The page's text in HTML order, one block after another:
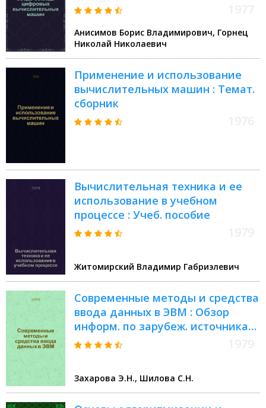
Анисимов Борис Владимирович, Горнец
Николай Николаевич
Применение и использование
вычислительных машин : Темат.
сборник
Вычислительная техника и ее
использование в учебном
процессе : Учеб. пособие
Житомирский Владимир Габриэлевич
Современные методы и средства
ввода данных в ЭВМ : Обзор
информ. по зарубеж. источникам
1974-1978 гг
Захарова Э.Н., Шилова С.Н.